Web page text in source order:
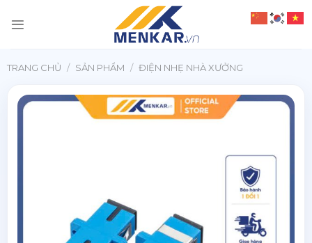
đến
TRANG CHỦ / SẢN PHẨM / ĐIỆN NHẸ NHÀ XƯỞNG